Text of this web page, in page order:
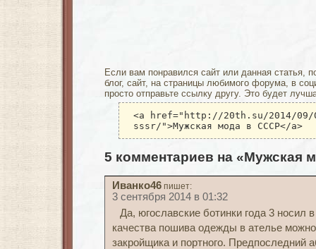
Если вам понравился сайт или данная статья,
блог, сайт, на страницы любимого форума, в
просто отправьте ссылку другу. Это будет
<a href="http://20th.su/2014/09/
sssr/">Мужская мода в СССР</a>
5 комментариев на «Мужская
Иванко46 пишет:
3 сентября 2014 в 01:32
Да, югославские ботинки года 3 носил
качества пошива одежды в ателье
закройщика и портного. Предпоследний